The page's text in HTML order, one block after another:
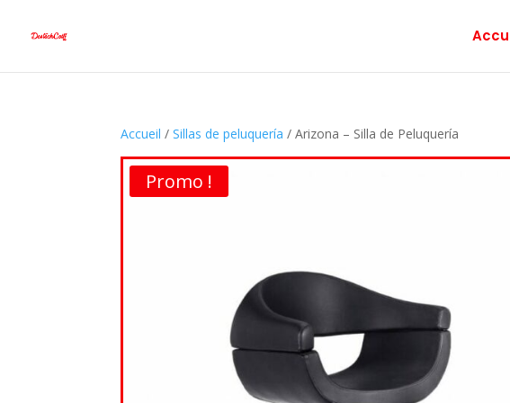
Accueil /Sillas de peluquería / Arizona – Silla de Peluquería
Promo !